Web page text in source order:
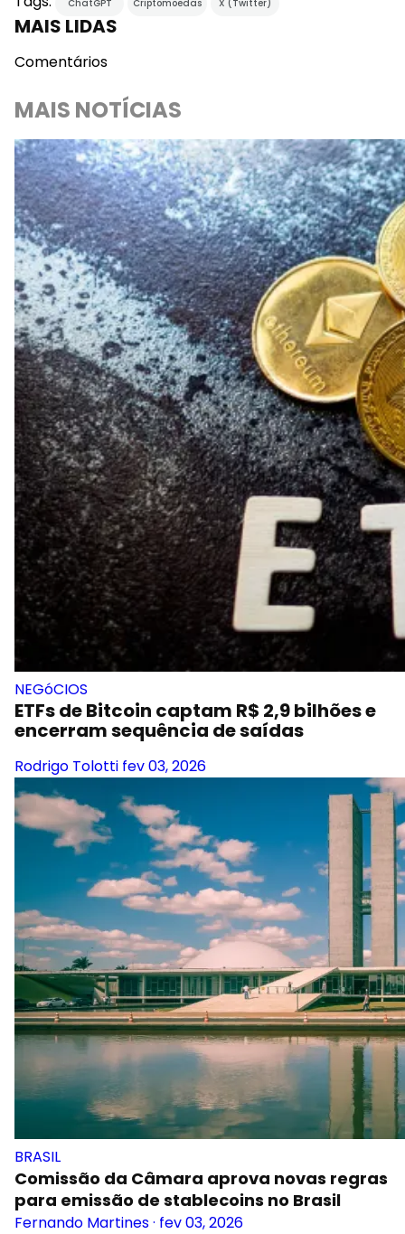
ChatGPT Criptomoedas X (Twitter)
MAIS LIDAS
Comentários
MAIS NOTÍCIAS
NEGóCIOS
ETFs de Bitcoin captam R$ 2,9 bilhões e
encerram sequência de saídas
Rodrigo Tolotti fev 03, 2026
BRASIL
Comissão da Câmara aprova novas regras
para emissão de stablecoins no Brasil
Fernando Martines· fev 03, 2026